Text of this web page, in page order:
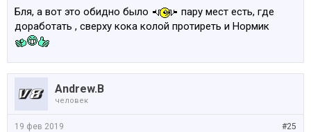
Бля, а вот это обидно было
пару мест есть, где
доработать , сверху кока колой протиреть и Нормик
Andrew.B
человек
#25
19 фев 2019